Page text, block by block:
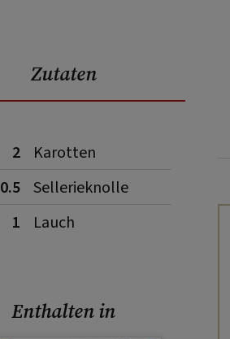
Zutaten
2
Karotten
0.5 Sellerieknolle
1
Lauch
Enthalten in